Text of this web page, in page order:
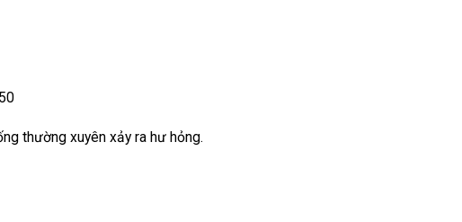
thường xuyên xảy ra hư hỏng.